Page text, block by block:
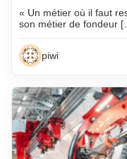
« Un métier où il faut
son métier de fondeur
piwi